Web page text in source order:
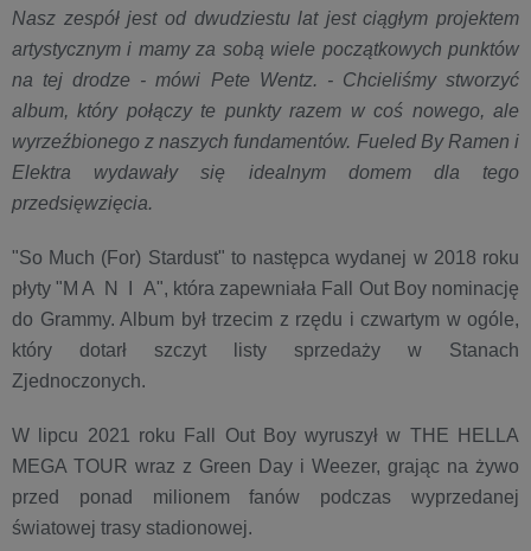
Nasz zespół jest od dwudziestu lat jest ciągłym projektem
artystycznym i mamy za sobą wiele początkowych punktów
na tej drodze - mówi Pete Wentz. - Chcieliśmy stworzyć
album, który połączy te punkty razem w coś nowego, ale
wyrzeźbionego z naszych fundamentów. Fueled By Ramen i
Elektra wydawały się idealnym domem dla tego
przedsięwzięcia.
"So Much (For) Stardust" to następca wydanej w 2018 roku
płyty "M A N I A", która zapewniała Fall Out Boy nominację
do Grammy. Album był trzecim z rzędu i czwartym w ogóle,
który dotarł szczyt listy sprzedaży w Stanach
Zjednoczonych.
W lipcu 2021 roku Fall Out Boy wyruszył w THE HELLA
MEGA TOUR wraz z Green Day i Weezer, grając na żywo
przed ponad milionem fanów podczas wyprzedanej
światowej trasy stadionowej.